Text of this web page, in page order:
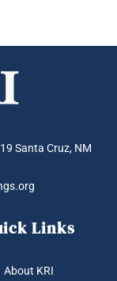
Santa Cruz, NM
Links
About KRI